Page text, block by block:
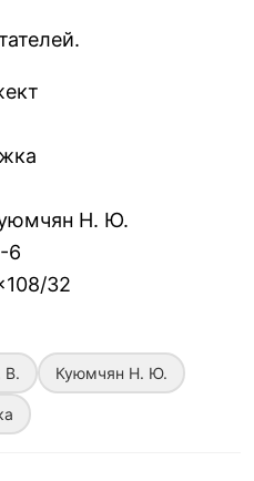
Н. Ю.
6
32
В. Куюмчян Н. Ю.